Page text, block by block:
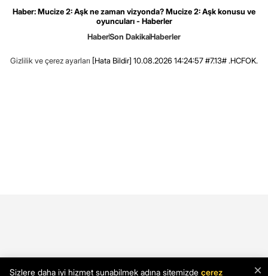
Haber: Mucize 2: Aşk ne zaman vizyonda? Mucize 2: Aşk konusu ve
oyuncuları - Haberler
HaberSon DakikaHaberler
Gizlilik ve çerez ayarları [Hata Bildir] 10.08.2026 14:24:57 #7.13# .HCFOK.
×
Sizlere daha iyi hizmet sunabilmek adına sitemizde çerez